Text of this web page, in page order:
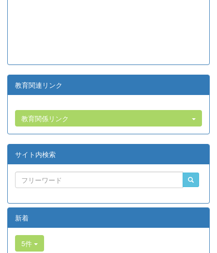
教育関連リンク
教育関係リンク
サイト内検索
新着
5件